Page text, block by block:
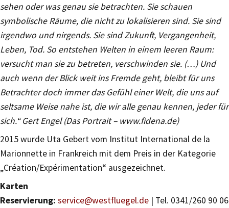
sehen oder was genau sie betrachten. Sie schauen
symbolische Räume, die nicht zu lokalisieren sind. Sie sind
irgendwo und nirgends. Sie sind Zukunft, Vergangenheit,
Leben, Tod. So entstehen Welten in einem leeren Raum:
versucht man sie zu betreten, verschwinden sie. (…) Und
auch wenn der Blick weit ins Fremde geht, bleibt für uns
Betrachter doch immer das Gefühl einer Welt, die uns auf
seltsame Weise nahe ist, die wir alle genau kennen, jeder für
sich.“ Gert Engel (Das Portrait – www.fidena.de)
2015 wurde Uta Gebert vom Institut International de la
Marionnette in Frankreich mit dem Preis in der Kategorie
„Création/Expérimentation“ ausgezeichnet.
Karten
Reservierung: service@westfluegel.de | Tel. 0341/260 90 06